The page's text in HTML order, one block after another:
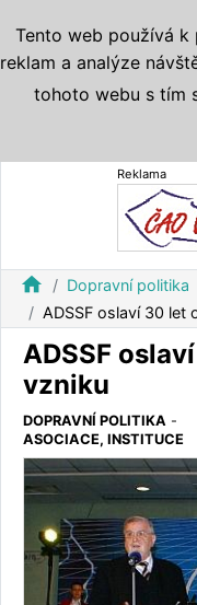
Reklama
home Dopravní politika
ADSSF oslaví 30 let
ADSSF
vzniku
DOPRAVNÍ POLITIKA -
ASOCIACE, INSTITUCE
Tento web používá k
reklam a analýze
tohoto webu s tím